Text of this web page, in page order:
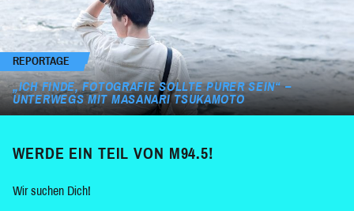
REPORTAGE
„ICH FINDE, FOTOGRAFIE SOLLTE PURER SEIN“ –
UNTERWEGS MIT MASANARI TSUKAMOTO
WERDE EIN TEIL VON M94.5!
Wir suchen Dich!